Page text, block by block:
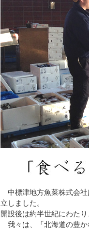
中標津地方魚菜株式会社
立しました。
開設後は約半世紀にわた
我々は、「北海道の豊か